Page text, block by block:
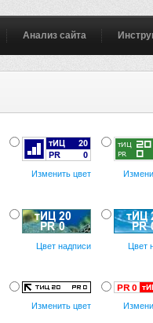
Анализ сайта
Изменить цвет
Цвет надписи Цвет
Изменить цвет